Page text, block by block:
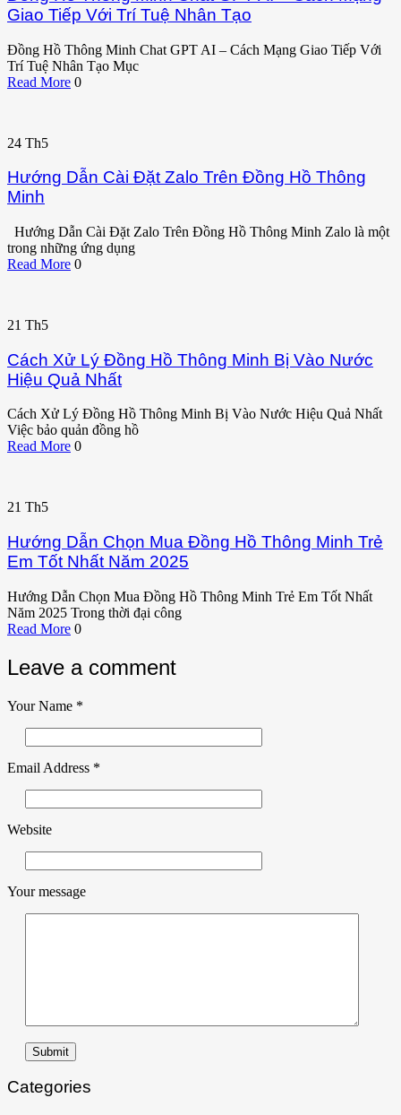
Giao Tiếp Với Trí Tuệ Nhân Tạo
Đồng Hồ Thông Minh Chat GPT AI – Cách Mạng Giao Tiếp Với
Trí Tuệ Nhân Tạo Mục
Read More 0
24 Th5
Hướng Dẫn Cài Đặt Zalo Trên Đồng Hồ Thông
Minh
Hướng Dẫn Cài Đặt Zalo Trên Đồng Hồ Thông Minh Zalo là một
trong những ứng dụng
Read More 0
21 Th5
Cách Xử Lý Đồng Hồ Thông Minh Bị Vào Nước
Hiệu Quả Nhất
Cách Xử Lý Đồng Hồ Thông Minh Bị Vào Nước Hiệu Quả Nhất
Việc bảo quản đồng hồ
Read More 0
21 Th5
Hướng Dẫn Chọn Mua Đồng Hồ Thông Minh Trẻ
Em Tốt Nhất Năm 2025
Hướng Dẫn Chọn Mua Đồng Hồ Thông Minh Trẻ Em Tốt Nhất
Năm 2025 Trong thời đại công
Read More 0
Leave a comment
Your Name *
Email Address *
Website
Your message
Submit
Categories